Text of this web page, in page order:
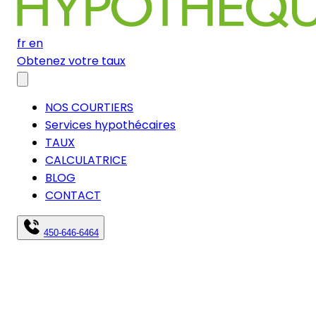
fren
Obtenez votre taux
NOS COURTIERS
Services hypothécaires
TAUX
CALCULATRICE
BLOG
CONTACT
450-646-6464